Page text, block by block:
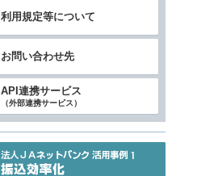
利用規定等について
お問い合わせ先
API連携サービス
（外部連携サービス）